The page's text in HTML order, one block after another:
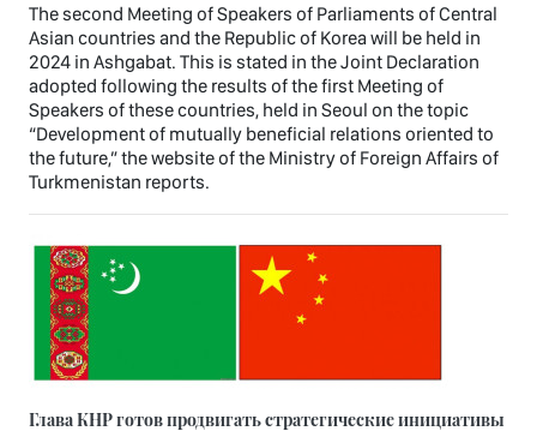
The second Meeting of Speakers of Parliaments of Central
Asian countries and the Republic of Korea will be held in
2024 in Ashgabat. This is stated in the Joint Declaration
adopted following the results of the first Meeting of
Speakers of these countries, held in Seoul on the topic
“Development of mutually beneficial relations oriented to
the future,” the website of the Ministry of Foreign Affairs of
Turkmenistan reports.
Глава КНР готов продвигать стратегические инициативы